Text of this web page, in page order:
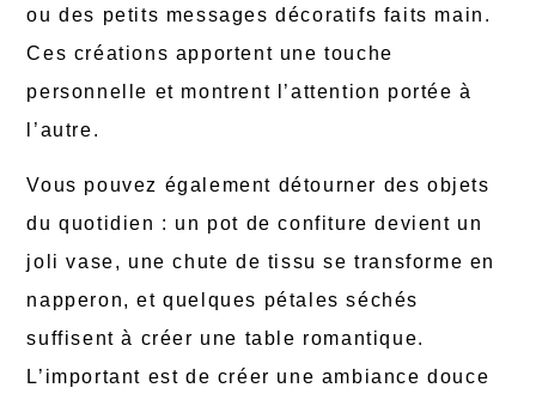
ou des petits messages décoratifs faits main.
Ces créations apportent une touche
personnelle et montrent l’attention portée à
l’autre.
Vous pouvez également détourner des objets
du quotidien : un pot de confiture devient un
joli vase, une chute de tissu se transforme en
napperon, et quelques pétales séchés
suffisent à créer une table romantique.
L’important est de créer une ambiance douce